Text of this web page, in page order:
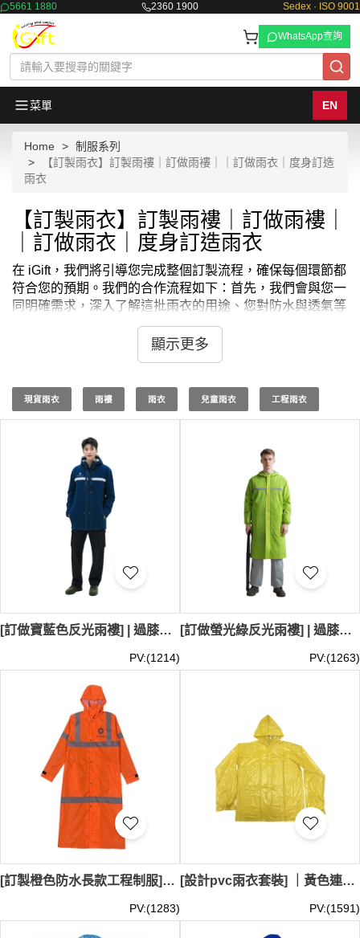
5661 1880 2360 1900 Sedex · ISO 9001
WhatsApp查詢
菜單 EN
Home
制服系列
【訂製雨衣】訂製雨褸｜訂做雨褸｜｜訂做雨衣｜度身訂造
雨衣
【訂製雨衣】訂製雨褸｜訂做雨褸｜
｜訂做雨衣｜度身訂造雨衣
在 iGift，我們將引導您完成整個訂製流程，確保每個環節都
符合您的預期。我們的合作流程如下：首先，我們會與您一
同明確需求，深入了解這批雨衣的用途、您對防水與透氣等
功能的期望，以及心目中的理想款式。接著，基於您的需
求，我們會協助您選擇最適合的材質（例如PVC或聚酯纖
維）並敲定所有設計細節。最後，我們會與您確認所有細
價單。待您確認無誤後，即可正式啟動您的雨衣訂製專案。
在iGift雨衣專門店，我們專業提供訂製雨衣/訂做雨衣/訂造
雨衣/印雨衣/訂製雨褸/訂做雨褸服務，確保每位客戶在雨季
也能保持乾爽與時尚。我們的訂製雨衣採用高品質防水材
料，結合精緻的工藝，不僅防水效果卓越，同時也輕巧便
攜。選擇我們的訂製雨衣，您可以自選顏色、款式及尺寸，
並可根據個人或公司品牌需求添加定制圖案或標誌。這使得
每件訂製雨衣不僲是防雨工具，也是個性化的時尚單品。我
們致力於提供最佳的訂製雨衣解決方案，無論是為個人還是
為公司團體訂製，iGift制服公司都能滿足您的需求。立即聯
繫我們，開始訂製專屬於您的雨衣，讓我們幫助您在雨中也
能展現獨特風格。雨衣最少訂購量 -MOQ: 10件起 ； 價格：
HKD80 / 起, 視乎數量而定。貨期約需14-21天
顯示更多
現貨雨衣 雨褸 雨衣 兒童雨衣 工程雨衣
[訂做寶藍色反光雨褸] | 過膝反光帶雨衣 | 戶外作業雨衣 | 雨衣專門店 | 物業管理雨衣 | RC010
PV:(1214)
[訂做螢光綠反光雨褸] | 過膝反光帶雨衣 | 戶外作業雨衣 | 雨衣專門店 | 保安 反光印字 效果 高能見度 RC009
PV:(1263)
[訂製橙色防水長款工程制服]｜全罩式連帽設計｜銀色反光帶設計｜前襟採用按扣設計｜衣服兩側設有大容量口袋｜袖口配有可調節的魔術貼設計｜Sixense Asia｜土木工程｜RC008
PV:(1283)
[設計pvc雨衣套裝] ｜黃色連帽防水雨褸｜後幅帶有透氣孔設計｜郵政公司速遞員制服｜Hongkong Post Office｜RC007
PV:(1591)